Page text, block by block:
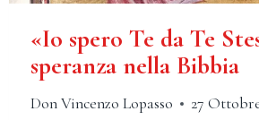
«Io spero Te da Te
speranza nella Bibbia
Don Vincenzo Lopasso 27